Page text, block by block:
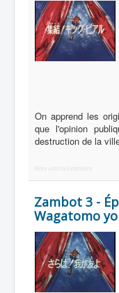
Série
Acteur
Transformation
Équipement
Lieu
Épisode
Référence
Fanservice
On apprend les
que l'opinion
destruction de la
More Joomla Extensions
Zambot 3 -
Wagatomo